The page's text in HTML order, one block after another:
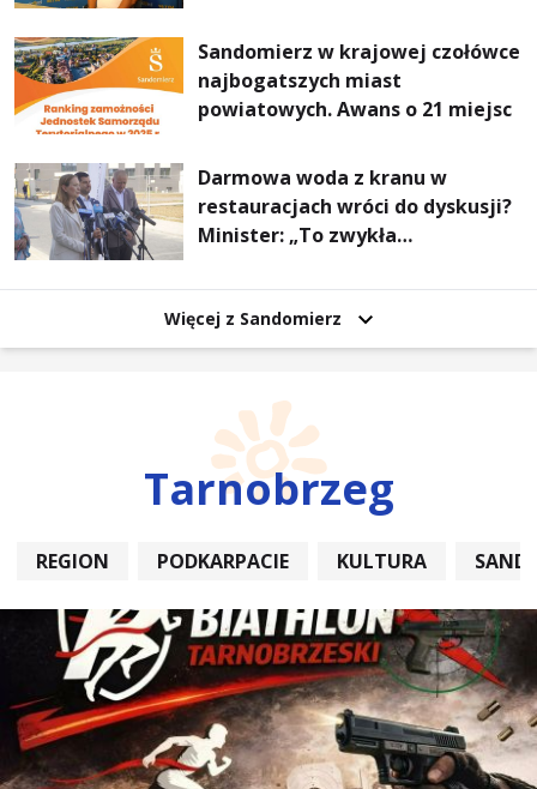
Sandomierz w krajowej czołówce
najbogatszych miast
powiatowych. Awans o 21 miejsc
Darmowa woda z kranu w
restauracjach wróci do dyskusji?
Minister: „To zwykła
Więcej z Sandomierz
Tarnobrzeg
REGION PODKARPACIE KULTURA